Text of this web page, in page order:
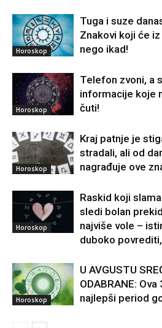
Horoskop
Tuga i suze
Znakovi koji će
nego ikad!
Horoskop
Telefon zvoni, a
informacije koje
čuti!
Horoskop
Kraj patnje je
stradali, ali od
nagrađuje ove
Horoskop
Raskid koji
sledi bolan
najviše vole –
duboko povrediti,
Horoskop
U AVGUSTU
ODABRANE:
najlepši period